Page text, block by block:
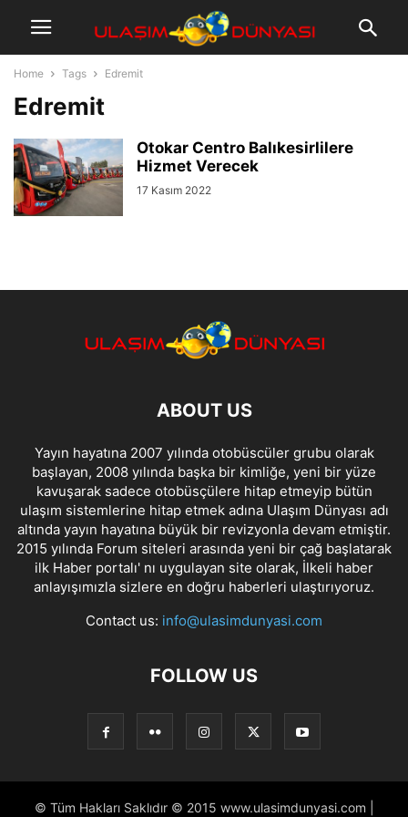
Home Tags Edremit
Edremit
Otokar Centro Balıkesirlilere
Hizmet Verecek
17 Kasım 2022
ABOUT US
Yayın hayatına 2007 yılında otobüscüler grubu olarak
başlayan, 2008 yılında başka bir kimliğe, yeni bir yüze
kavuşarak sadece otobüsçülere hitap etmeyip bütün
ulaşım sistemlerine hitap etmek adına Ulaşım Dünyası adı
altında yayın hayatına büyük bir revizyonla devam etmiştir.
2015 yılında Forum siteleri arasında yeni bir çağ başlatarak
ilk Haber portalı' nı uygulayan site olarak, İlkeli haber
anlayışımızla sizlere en doğru haberleri ulaştırıyoruz.
Contact us: info@ulasimdunyasi.com
FOLLOW US
© Tüm Hakları Saklıdır © 2015 www.ulasimdunyasi.com |